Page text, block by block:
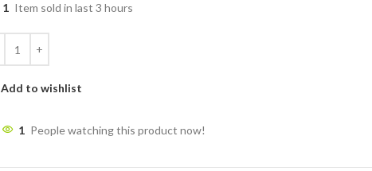
1 Item sold in last 3 hours
Add to wishlist
1 People watching this product now!